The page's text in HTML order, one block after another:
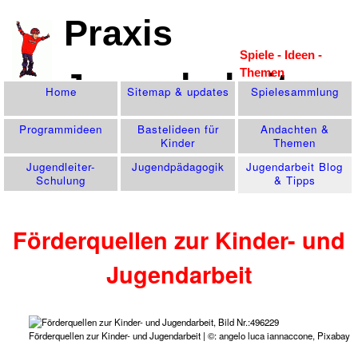
Praxis
Jugendarbeit
Spiele - Ideen -
Themen
Home Sitemap & updates Spiele­sammlung
Programm­ideen
Bastelideen für
Kinder
Andachten &
Themen
Jugendleiter-
Schulung
Jugend­pädagogik
Jugendarbeit Blog
& Tipps
Förderquellen zur Kinder- und
Jugendarbeit
Förderquellen zur Kinder- und Jugendarbeit | ©: angelo luca iannaccone, Pixabay